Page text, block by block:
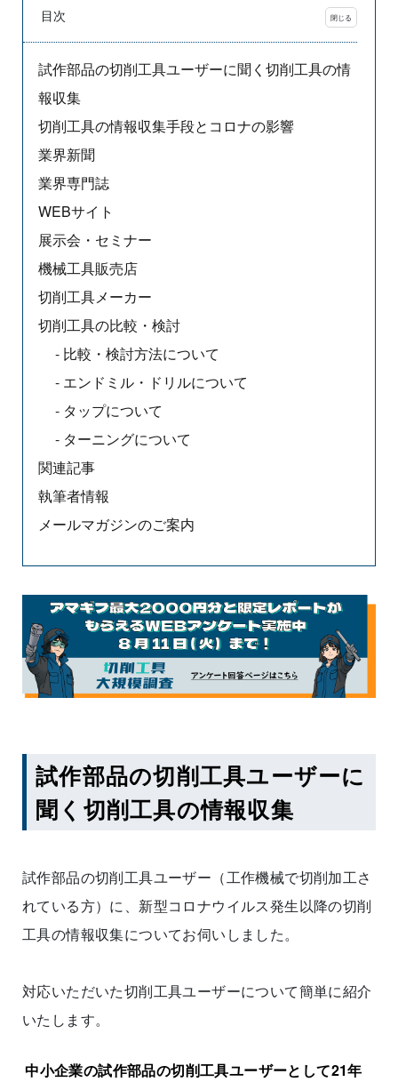
目次
試作部品の切削工具ユーザーに聞く切削工具の情
報収集
切削工具の情報収集手段とコロナの影響
業界新聞
業界専門誌
WEBサイト
展示会・セミナー
機械工具販売店
切削工具メーカー
切削工具の比較・検討
比較・検討方法について
エンドミル・ドリルについて
タップについて
ターニングについて
関連記事
執筆者情報
メールマガジンのご案内
試作部品の切削工具ユーザーに
聞く切削工具の情報収集
試作部品の切削工具ユーザー（工作機械で切削加工さ
れている方）に、新型コロナウイルス発生以降の切削
工具の情報収集についてお伺いしました。
対応いただいた切削工具ユーザーについて簡単に紹介
いたします。
中小企業の試作部品の切削工具ユーザーとして21年